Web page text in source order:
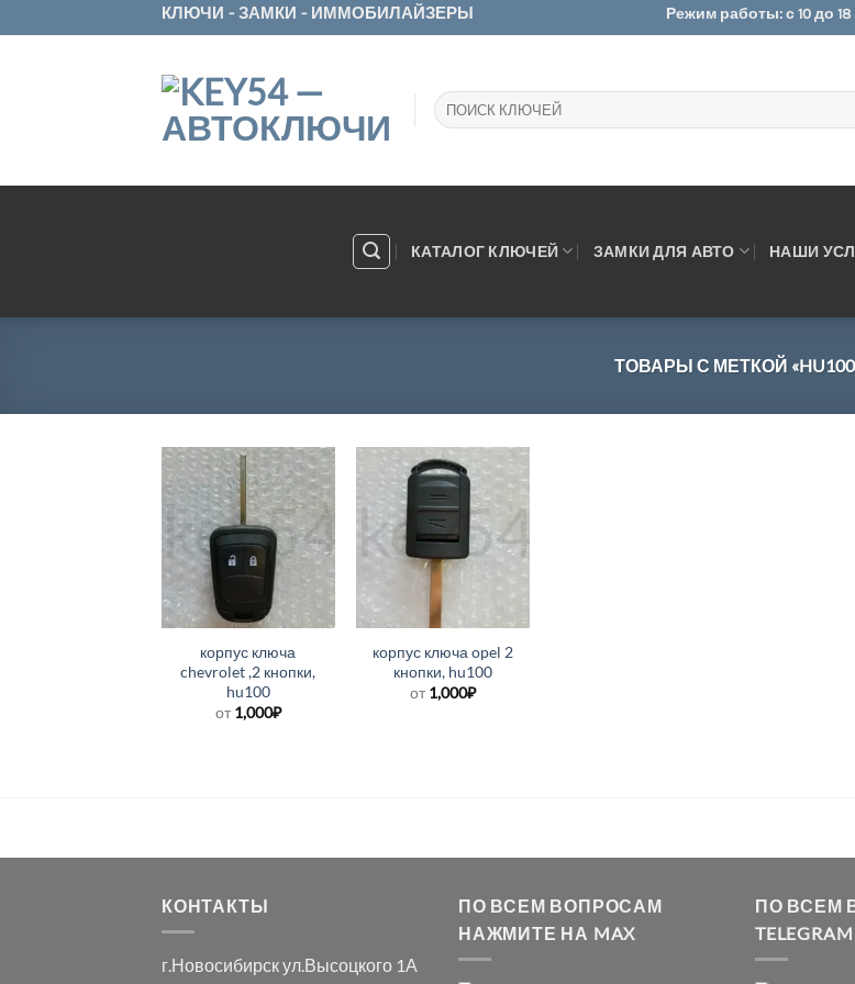
to
КЛЮЧИ - ЗАМКИ - ИММОБИЛАЙЗЕРЫ Режим работы: с 10 до 18
Искать:
КАТАЛОГ КЛЮЧЕЙ ЗАМКИ ДЛЯ АВТО НАШИ
ТОВАРЫ С МЕТКОЙ
корпус ключа
chevrolet ,2 кнопки,
hu100
от 1,000₽
корпус ключа opel 2
кнопки, hu100
от 1,000₽
КОНТАКТЫ
г.Новосибирск ул.Высоцкого 1А
ПО ВСЕМ ВОПРОСАМ
НАЖМИТЕ НА MAX
ПО ВСЕМ
TELEGRAM